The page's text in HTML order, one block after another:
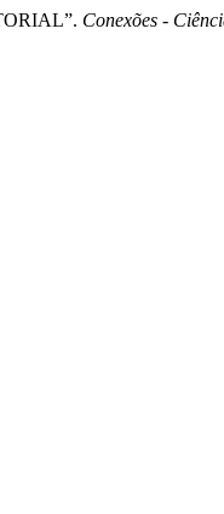
Conexões -